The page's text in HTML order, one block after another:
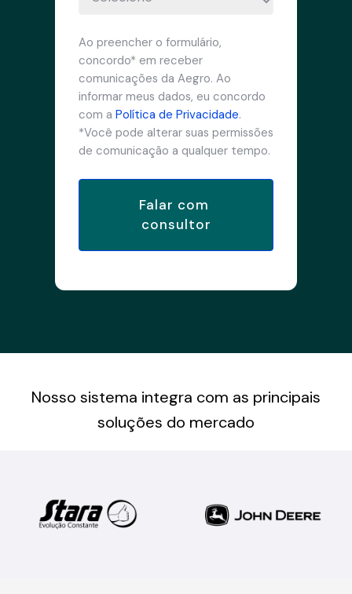
Ao preencher o formulário,
concordo* em receber
comunicações da Aegro. Ao
informar meus dados, eu concordo
com a Política de Privacidade.
*Você pode alterar suas permissões
de comunicação a qualquer tempo.
Nosso sistema integra com as principais
soluções do mercado